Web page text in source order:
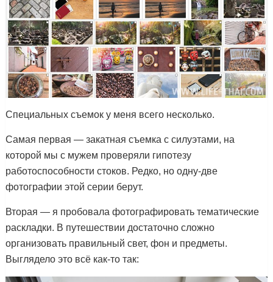
Специальных съемок у меня всего несколько.
Самая первая — закатная съемка с силуэтами, на
которой мы с мужем проверяли гипотезу
работоспособности стоков. Редко, но одну-две
фотографии этой серии берут.
Вторая — я пробовала фотографировать тематические
раскладки. В путешествии достаточно сложно
организовать правильный свет, фон и предметы.
Выглядело это всё как-то так: